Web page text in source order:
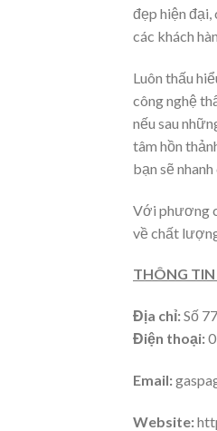
đẹp hiện đại,
các khách
Luôn thấu
công nghệ
nếu sau
tâm hồn
bạn sẽ
Với phương
về chất
THÔNG TIN
Địa chỉ:Số
Điện thoại:
Email:
Website: